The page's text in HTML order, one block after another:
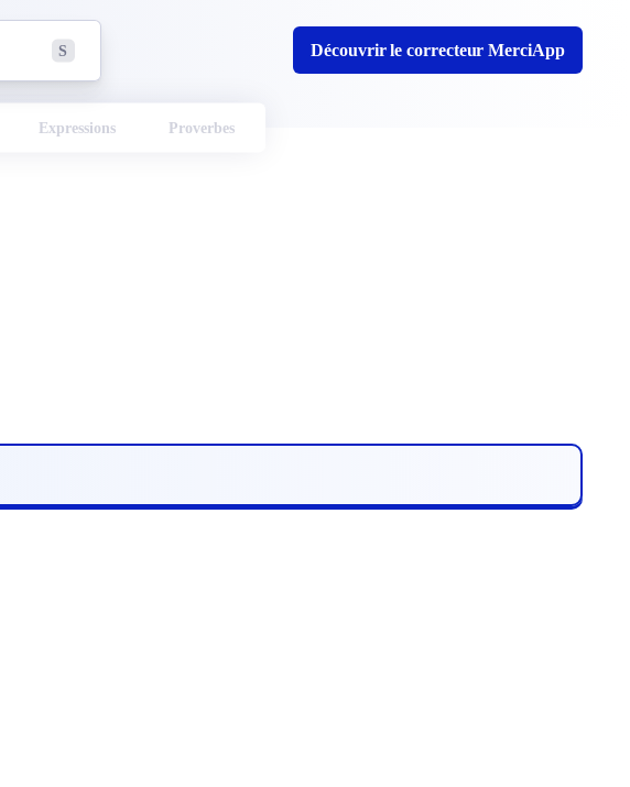
S Découvrir le correcteur MerciApp
Expressions Proverbes